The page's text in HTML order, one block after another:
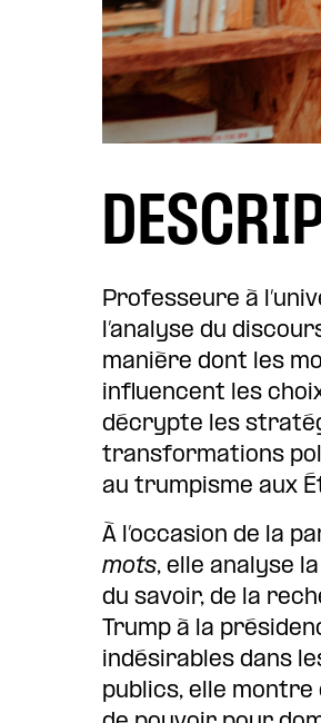
Professeure à
l’analyse du
manière dont les
influencent les
décrypte les
transformations
au trumpisme aux
À l’occasion de la
mots, elle analyse
du savoir, de la
Trump à la
indésirables dans
publics, elle